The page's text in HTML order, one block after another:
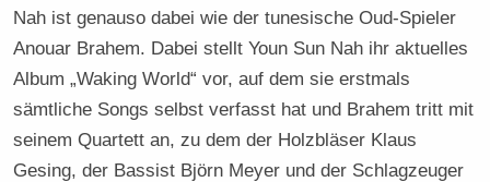
Nah ist genauso dabei wie der tunesische Oud-Spieler
Anouar Brahem. Dabei stellt Youn Sun Nah ihr aktuelles
Album „Waking World“ vor, auf dem sie erstmals
sämtliche Songs selbst verfasst hat und Brahem tritt mit
seinem Quartett an, zu dem der Holzbläser Klaus
Gesing, der Bassist Björn Meyer und der Schlagzeuger